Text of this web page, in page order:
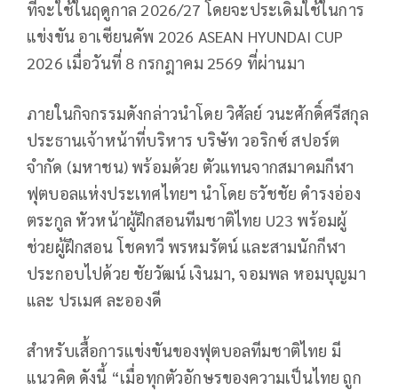
ที่จะใช้ในฤดูกาล 2026/27 โดยจะประเดิมใช้ในการ
แข่งขัน อาเซียนคัพ 2026 ASEAN HYUNDAI CUP
2026 เมื่อวันที่ 8 กรกฎาคม 2569 ที่ผ่านมา
ภายในกิจกรรมดังกล่าวนำโดย วิศัลย์ วนะศักดิ์ศรีสกุล
ประธานเจ้าหน้าที่บริหาร บริษัท วอริกซ์ สปอร์ต
จำกัด (มหาชน) พร้อมด้วย ตัวแทนจากสมาคมกีฬา
ฟุตบอลแห่งประเทศไทยฯ นำโดย ธวัชชัย ดำรงอ่อง
ตระกูล หัวหน้าผู้ฝึกสอนทีมชาติไทย U23 พร้อมผู้
ช่วยผู้ฝึกสอน โชคทวี พรหมรัตน์ และสามนักกีฬา
ประกอบไปด้วย ชัยวัฒน์ เงินมา, จอมพล หอมบุญมา
และ ปรเมศ ละอองดี
สำหรับเสื้อการแข่งขันของฟุตบอลทีมชาติไทย มี
แนวคิด ดังนี้ “เมื่อทุกตัวอักษรของความเป็นไทย ถูก